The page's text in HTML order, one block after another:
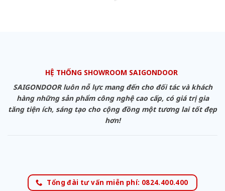
HỆ THỐNG SHOWROOM SAIGONDOOR
SAIGONDOOR luôn nỗ lực mang đến cho đối tác và khách
hàng những sản phẩm công nghệ cao cấp, có giá trị gia
tăng tiện ích, sáng tạo cho cộng đồng một tương lai tốt đẹp
hơn!
Tổng đài tư vấn miễn phí: 0824.400.400